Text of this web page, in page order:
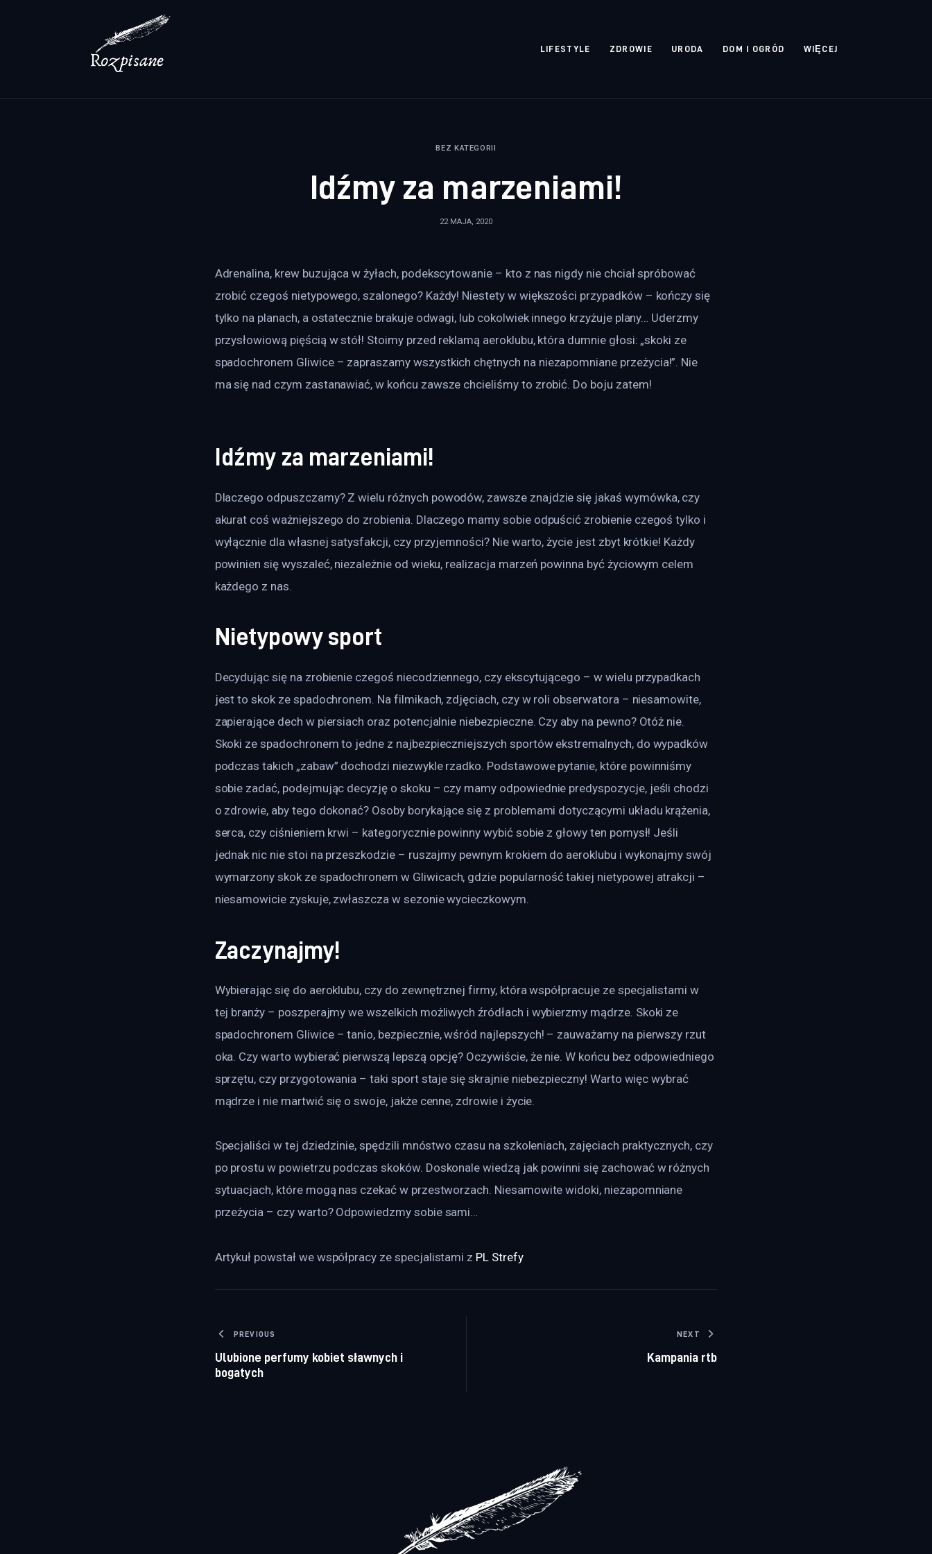
LIFESTYLE ZDROWIE URODA DOM I OGRÓD WIĘCEJ
BEZ KATEGORII
Idźmy za marzeniami!
22 MAJA, 2020
Adrenalina, krew buzująca w żyłach, podekscytowanie – kto z nas nigdy nie chciał spróbować
zrobić czegoś nietypowego, szalonego? Każdy! Niestety w większości przypadków – kończy się
tylko na planach, a ostatecznie brakuje odwagi, lub cokolwiek innego krzyżuje plany… Uderzmy
przysłowiową pięścią w stół! Stoimy przed reklamą aeroklubu, która dumnie głosi: „skoki ze
spadochronem Gliwice – zapraszamy wszystkich chętnych na niezapomniane przeżycia!”. Nie
ma się nad czym zastanawiać, w końcu zawsze chcieliśmy to zrobić. Do boju zatem!
Idźmy za marzeniami!
Dlaczego odpuszczamy? Z wielu różnych powodów, zawsze znajdzie się jakaś wymówka, czy
akurat coś ważniejszego do zrobienia. Dlaczego mamy sobie odpuścić zrobienie czegoś tylko i
wyłącznie dla własnej satysfakcji, czy przyjemności? Nie warto, życie jest zbyt krótkie! Każdy
powinien się wyszaleć, niezależnie od wieku, realizacja marzeń powinna być życiowym celem
każdego z nas.
Nietypowy sport
Decydując się na zrobienie czegoś niecodziennego, czy ekscytującego – w wielu przypadkach
jest to skok ze spadochronem. Na filmikach, zdjęciach, czy w roli obserwatora – niesamowite,
zapierające dech w piersiach oraz potencjalnie niebezpieczne. Czy aby na pewno? Otóż nie.
Skoki ze spadochronem to jedne z najbezpieczniejszych sportów ekstremalnych, do wypadków
podczas takich „zabaw” dochodzi niezwykle rzadko. Podstawowe pytanie, które powinniśmy
sobie zadać, podejmując decyzję o skoku – czy mamy odpowiednie predyspozycje, jeśli chodzi
o zdrowie, aby tego dokonać? Osoby borykające się z problemami dotyczącymi układu krążenia,
serca, czy ciśnieniem krwi – kategorycznie powinny wybić sobie z głowy ten pomysł! Jeśli
jednak nic nie stoi na przeszkodzie – ruszajmy pewnym krokiem do aeroklubu i wykonajmy swój
wymarzony skok ze spadochronem w Gliwicach, gdzie popularność takiej nietypowej atrakcji –
niesamowicie zyskuje, zwłaszcza w sezonie wycieczkowym.
Zaczynajmy!
Wybierając się do aeroklubu, czy do zewnętrznej firmy, która współpracuje ze specjalistami w
tej branży – poszperajmy we wszelkich możliwych źródłach i wybierzmy mądrze. Skoki ze
spadochronem Gliwice – tanio, bezpiecznie, wśród najlepszych! – zauważamy na pierwszy rzut
oka. Czy warto wybierać pierwszą lepszą opcję? Oczywiście, że nie. W końcu bez odpowiedniego
sprzętu, czy przygotowania – taki sport staje się skrajnie niebezpieczny! Warto więc wybrać
mądrze i nie martwić się o swoje, jakże cenne, zdrowie i życie.
Specjaliści w tej dziedzinie, spędzili mnóstwo czasu na szkoleniach, zajęciach praktycznych, czy
po prostu w powietrzu podczas skoków. Doskonale wiedzą jak powinni się zachować w różnych
sytuacjach, które mogą nas czekać w przestworzach. Niesamowite widoki, niezapomniane
przeżycia – czy warto? Odpowiedzmy sobie sami…
Artykuł powstał we współpracy ze specjalistami z PL Strefy
Nawigacja wpisu
PREVIOUS
Ulubione perfumy kobiet sławnych i
bogatych
NEXT
Kampania rtb